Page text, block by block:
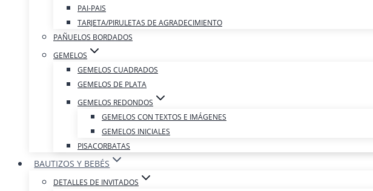
PAI-PAIS
TARJETA/PIRULETAS DE AGRADECIMIENTO
PAÑUELOS BORDADOS
GEMELOS
GEMELOS CUADRADOS
GEMELOS DE PLATA
GEMELOS REDONDOS
GEMELOS CON TEXTOS E IMÁGENES
GEMELOS INICIALES
PISACORBATAS
BAUTIZOS Y BEBÉS
DETALLES DE INVITADOS